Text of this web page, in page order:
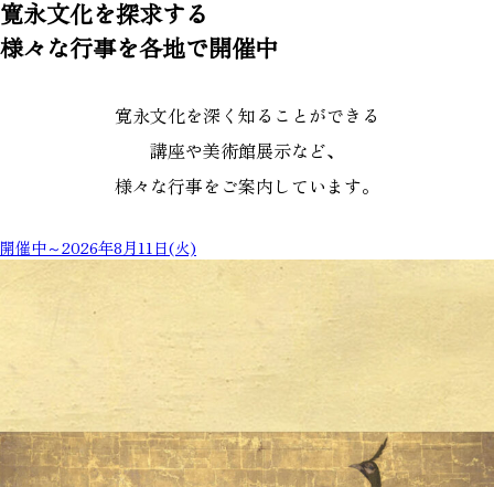
寛永文化を探求する
様々な行事を各地で開催中
寛永文化を深く知ることができる
講座や美術館展示など、
様々な行事をご案内しています。
開催中～2026年8月11日(火)